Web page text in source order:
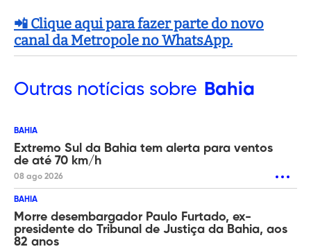
📲 Clique aqui para fazer parte do novo
canal da Metropole no WhatsApp.
Outras notícias sobre Bahia
BAHIA
Extremo Sul da Bahia tem alerta para ventos
de até 70 km/h
08 ago 2026
BAHIA
Morre desembargador Paulo Furtado, ex-
presidente do Tribunal de Justiça da Bahia, aos
82 anos